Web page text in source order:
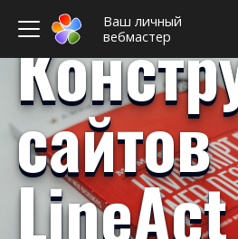
Ваш личный
вебмастер
сайтов
LineAct